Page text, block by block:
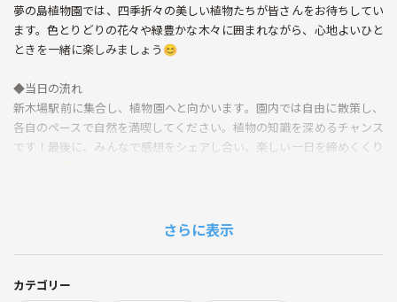
夢の島植物園では、四季折々の美しい植物たちが皆さんをお待ちしてい
ます。色とりどりの花々や緑豊かな木々に囲まれながら、心地よいひと
ときを一緒に楽しみましょう😊
◆当日の流れ
新木場駅前に集合し、植物園へと向かいます。園内では自由に散策し、
各自のペースで自然を満喫してください。植物の知識を深めるチャンス
です！最後に、みんなで感想をシェアし合い、楽しい一日を締めくくり
私たちのサークルは、自然を愛する仲間たちが集まるアットホームな雰
の交流を大切にし、楽しい思い出を作ることを目指しています。
さらに表示
カテゴリー